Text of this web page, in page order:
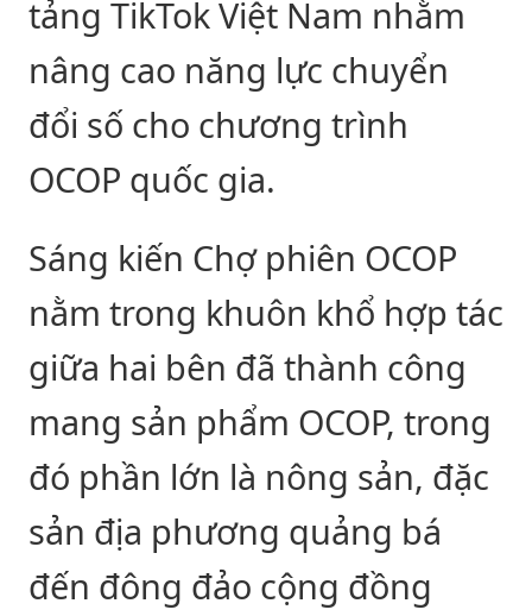
tảng TikTok Việt Nam nhằm
nâng cao năng lực chuyển
đổi số cho chương trình
OCOP quốc gia.
Sáng kiến Chợ phiên OCOP
nằm trong khuôn khổ hợp tác
giữa hai bên đã thành công
mang sản phẩm OCOP, trong
đó phần lớn là nông sản, đặc
sản địa phương quảng bá
đến đông đảo cộng đồng